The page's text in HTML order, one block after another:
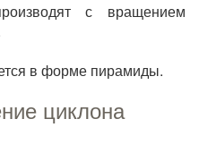
с вращением
в форме пирамиды.
циклона